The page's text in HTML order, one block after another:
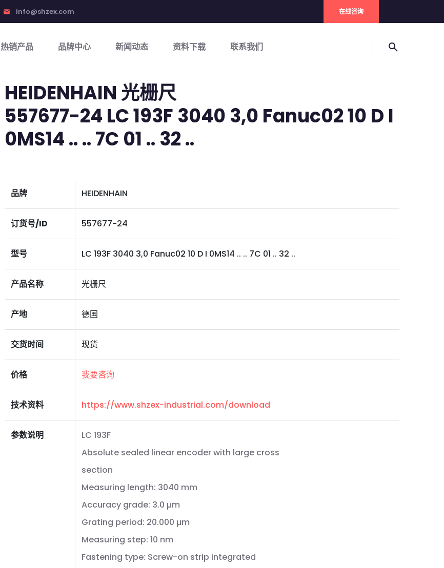
email info@shzex.com 在线咨询
热销产品 品牌中心 新闻动态 资料下载 联系我们 search
HEIDENHAIN 光栅尺
557677-24 LC 193F 3040 3,0 Fanuc02 10 D I
0MS14 .. .. 7C 01 .. 32 ..
品牌 HEIDENHAIN
订货号/ID 557677-24
型号 LC 193F 3040 3,0 Fanuc02 10 D I 0MS14 .. .. 7C 01 .. 32 ..
产品名称 光栅尺
产地 德国
交货时间 现货
价格 我要咨询
技术资料 https://www.shzex-industrial.com/download
参数说明
LC 193F
Absolute sealed linear encoder with large cross
section
Measuring length: 3040 mm
Accuracy grade: 3.0 µm
Grating period: 20.000 µm
Measuring step: 10 nm
Fastening type: Screw-on strip integrated